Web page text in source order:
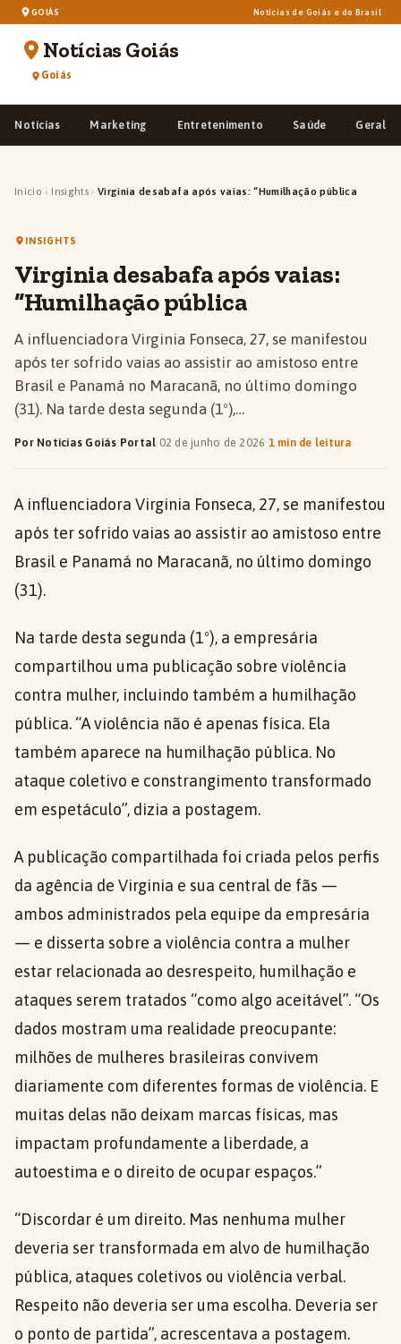
GOIÁS Notícias de Goiás e do Brasil
Notícias Goiás
Goiás
Notícias Marketing Entretenimento Saúde Geral
Início › Insights › Virginia desabafa após vaias: “Humilhação pública
INSIGHTS
Virginia desabafa após vaias:
“Humilhação pública
A influenciadora Virginia Fonseca, 27, se manifestou
após ter sofrido vaias ao assistir ao amistoso entre
Brasil e Panamá no Maracanã, no último domingo
(31). Na tarde desta segunda (1º),…
Por Notícias Goiás Portal· 02 de junho de 2026·1 min de leitura
A influenciadora Virginia Fonseca, 27, se manifestou
após ter sofrido vaias ao assistir ao amistoso entre
Brasil e Panamá no Maracanã, no último domingo
(31).
Na tarde desta segunda (1º), a empresária
compartilhou uma publicação sobre violência
contra mulher, incluindo também a humilhação
pública. “A violência não é apenas física. Ela
também aparece na humilhação pública. No
ataque coletivo e constrangimento transformado
em espetáculo”, dizia a postagem.
A publicação compartilhada foi criada pelos perfis
da agência de Virginia e sua central de fãs —
ambos administrados pela equipe da empresária
— e disserta sobre a violência contra a mulher
estar relacionada ao desrespeito, humilhação e
ataques serem tratados “como algo aceitável”. “Os
dados mostram uma realidade preocupante:
milhões de mulheres brasileiras convivem
diariamente com diferentes formas de violência. E
muitas delas não deixam marcas físicas, mas
impactam profundamente a liberdade, a
autoestima e o direito de ocupar espaços.”
“Discordar é um direito. Mas nenhuma mulher
deveria ser transformada em alvo de humilhação
pública, ataques coletivos ou violência verbal.
Respeito não deveria ser uma escolha. Deveria ser
o ponto de partida”, acrescentava a postagem.